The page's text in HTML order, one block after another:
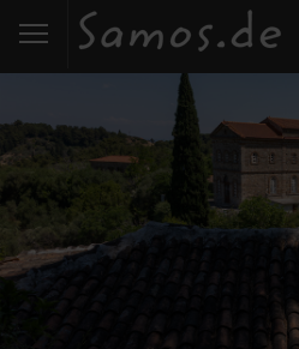
Entdecken
Essen